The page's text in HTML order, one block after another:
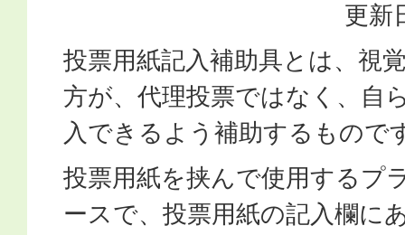
更新
投票用紙記入補助具とは、視
方が、代理投票ではなく、自
入できるよう補助するもので
投票用紙を挟んで使用するプ
ースで、投票用紙の記入欄に